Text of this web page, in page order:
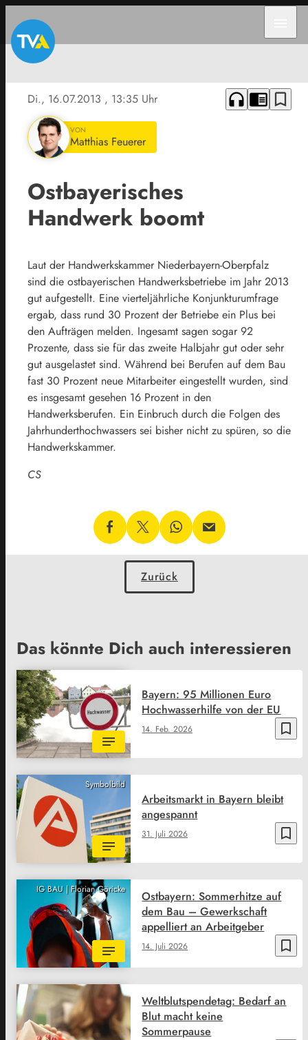
Di., 16.07.2013 , 13:35 Uhr headphones chrome_reader_mode bookmark_border
VON
Matthias Feuerer
Ostbayerisches
Handwerk boomt
Laut der Handwerkskammer Niederbayern-Oberpfalz
sind die ostbayerischen Handwerksbetriebe im Jahr 2013
gut aufgestellt. Eine vierteljährliche Konjunkturumfrage
ergab, dass rund 30 Prozent der Betriebe ein Plus bei
den Aufträgen melden. Ingesamt sagen sogar 92
Prozente, dass sie für das zweite Halbjahr gut oder sehr
gut ausgelastet sind. Während bei Berufen auf dem Bau
fast 30 Prozent neue Mitarbeiter eingestellt wurden, sind
es insgesamt gesehen 16 Prozent in den
Handwerksberufen. Ein Einbruch durch die Folgen des
Jahrhunderthochwassers sei bisher nicht zu spüren, so die
Handwerkskammer.
CS
Zurück
Das könnte Dich auch interessieren
bookmark_border
14. Feb. 2026
Bayern: 95 Millionen Euro
Hochwasserhilfe von der EU
Symbolbild
bookmark_border
31. Juli 2026
Arbeitsmarkt in Bayern bleibt
angespannt
IG BAU | Florian Göricke
bookmark_border
14. Juli 2026
Ostbayern: Sommerhitze auf
dem Bau – Gewerkschaft
appelliert an Arbeitgeber
Weltblutspendetag: Bedarf an
Blut macht keine
Sommerpause